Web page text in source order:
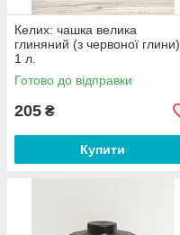
Келих: чашка велика
глиняний (з червоної глини),
1 л.
Готово до відправки
205 ₴
Купити